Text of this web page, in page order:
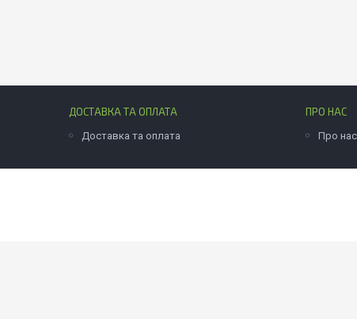
ДОСТАВКА ТА ОПЛАТА
Доставка та оплата
ПРО НАС
Про нас